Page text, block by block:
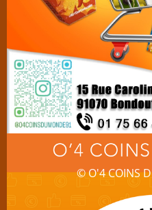
© O'4 COINS